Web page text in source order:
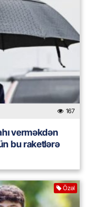
167
verməkdən
bu raketlərə
Özəl